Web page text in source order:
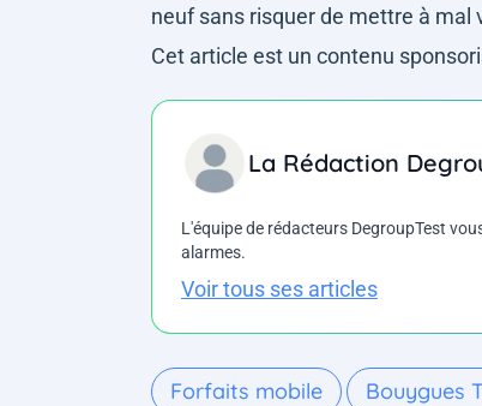
neuf sans risquer de mettre à mal
Cet article est un contenu
La Rédaction
L'équipe de rédacteurs DegroupTest
alarmes.
Voir tous ses articles
Forfaits mobile Bouygues